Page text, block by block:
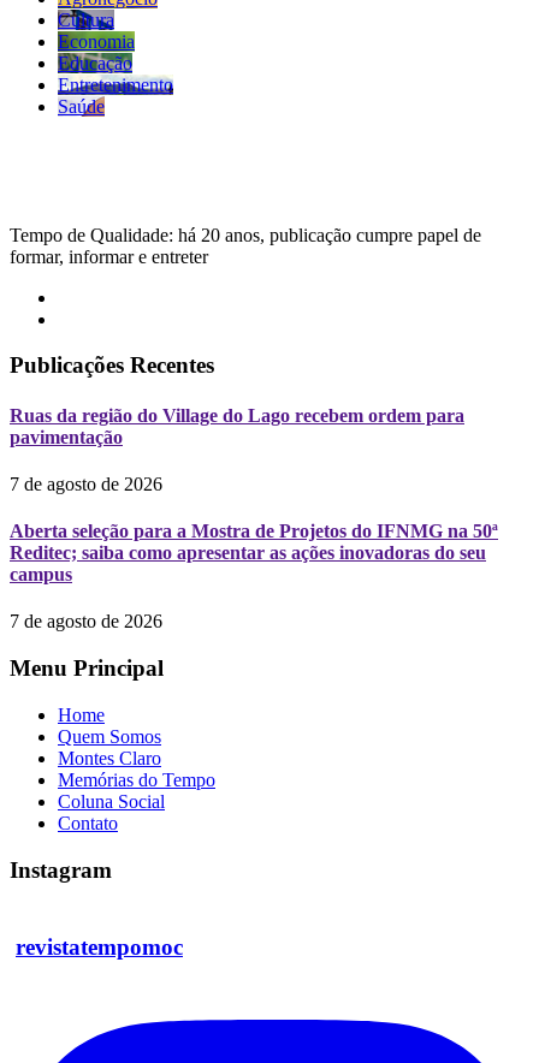
Cultura
Economia
Educação
Entretenimento
Saúde
Tempo de Qualidade: há 20 anos, publicação cumpre papel de
formar, informar e entreter
Publicações Recentes
Ruas da região do Village do Lago recebem ordem para
pavimentação
7 de agosto de 2026
Aberta seleção para a Mostra de Projetos do IFNMG na 50ª
Reditec; saiba como apresentar as ações inovadoras do seu
campus
7 de agosto de 2026
Menu Principal
Home
Quem Somos
Montes Claro
Memórias do Tempo
Coluna Social
Contato
Instagram
revistatempomoc